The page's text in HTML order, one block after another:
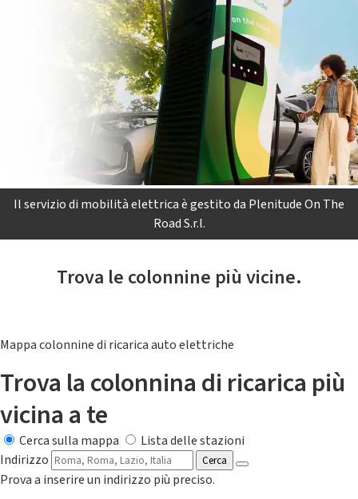
Il servizio di mobilità elettrica è gestito da Plenitude On The
Road S.r.l.
Trova le colonnine più vicine.
Mappa colonnine di ricarica auto elettriche
Trova la colonnina di ricarica più
vicina a te
Cerca sulla mappa
Lista delle stazioni
Indirizzo
Cerca
Prova a inserire un indirizzo più preciso.